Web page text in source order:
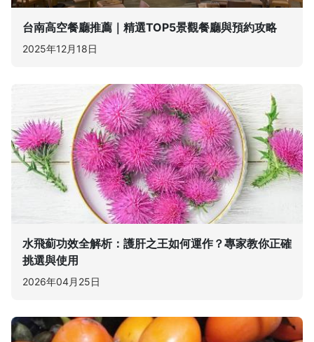
台南高空餐廳推薦｜精選TOP5景觀餐廳與預約攻略
2025年12月18日
水飛薊功效全解析：護肝之王如何運作？專家教你正確
挑選與使用
2026年04月25日